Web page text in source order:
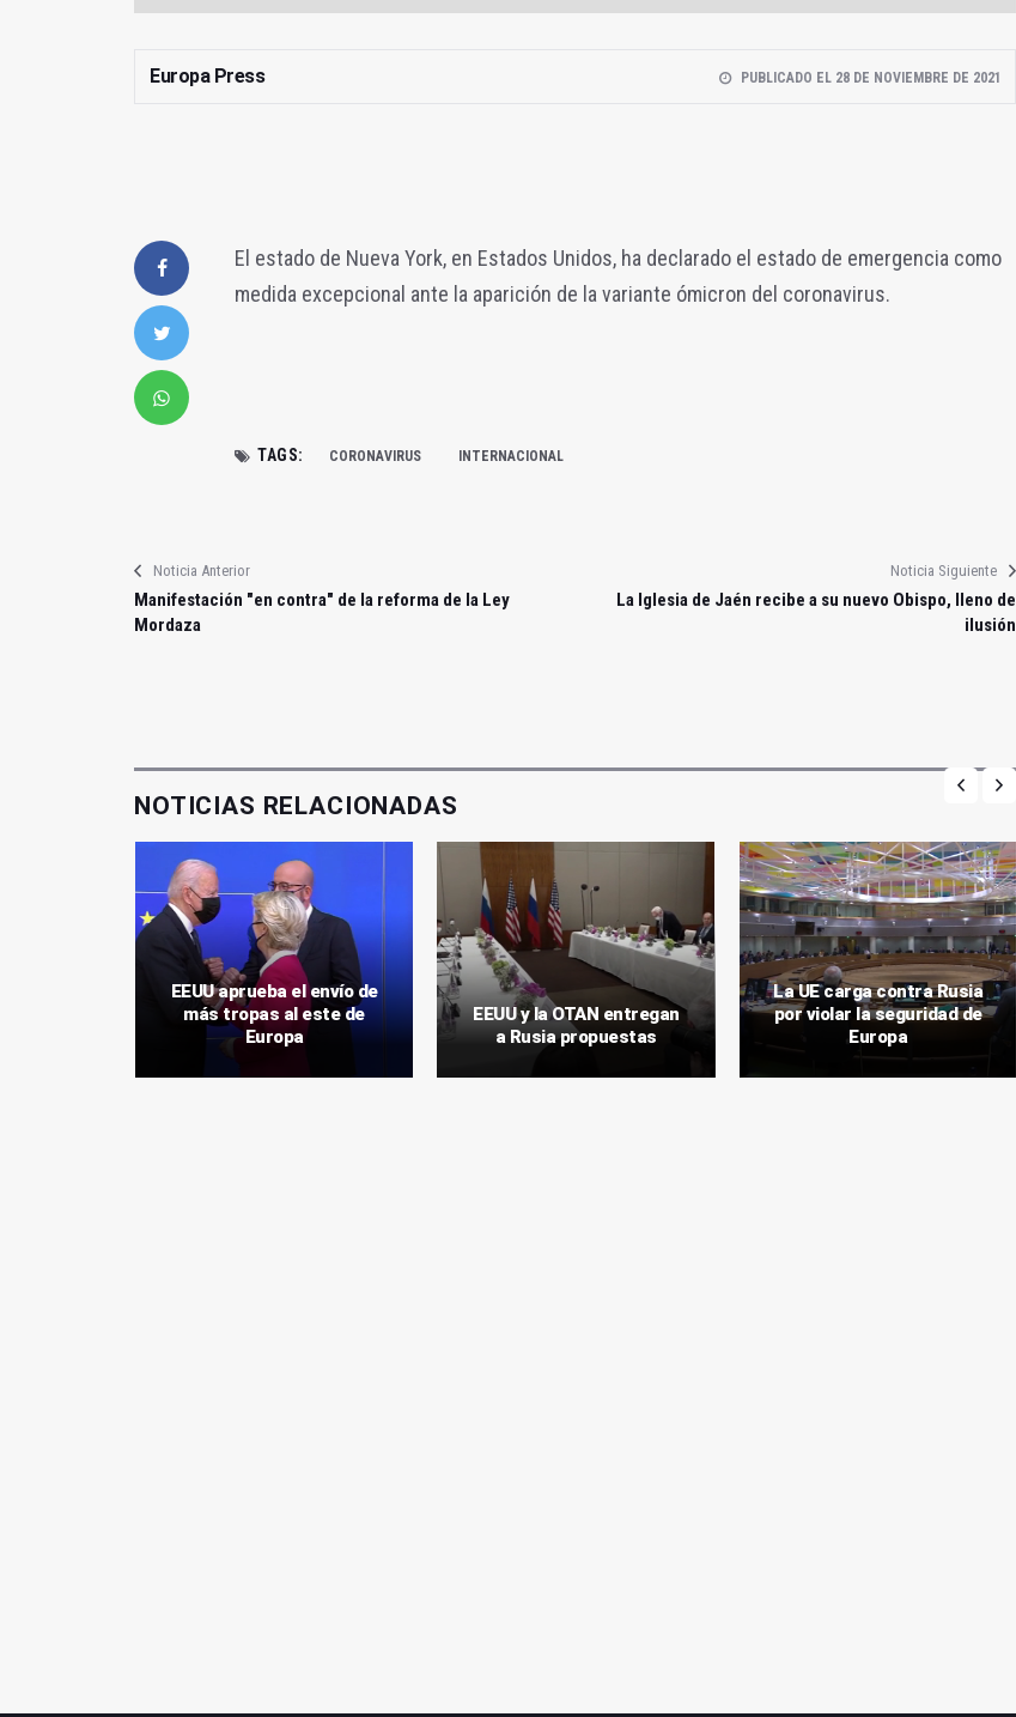
Europa Press PUBLICADO EL 28 DE NOVIEMBRE DE 2021
El estado de Nueva York, en Estados Unidos, ha declarado el estado de emergencia como
medida excepcional ante la aparición de la variante ómicron del coronavirus.
TAGS: CORONAVIRUS INTERNACIONAL
Noticia Anterior
Manifestación "en contra" de la reforma de la Ley
Mordaza
Noticia Siguiente
La Iglesia de Jaén recibe a su nuevo Obispo, lleno de
ilusión
NOTICIAS RELACIONADAS
EEUU aprueba el envío de
más tropas al este de
Europa
EEUU y la OTAN entregan
a Rusia propuestas
La UE carga contra Rusia
por violar la seguridad de
Europa